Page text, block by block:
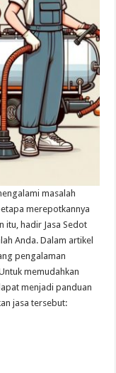
masalah
merepotkannya
itu, hadir Jasa Sedot
Anda. Dalam artikel
pengalaman
memudahkan
menjadi panduan
jasa tersebut: